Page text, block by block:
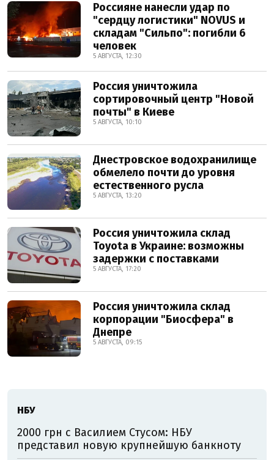
Россияне нанесли удар по
"сердцу логистики" NOVUS и
складам "Сильпо": погибли 6
человек
5 АВГУСТА, 12:30
Россия уничтожила
сортировочный центр "Новой
почты" в Киеве
5 АВГУСТА, 10:10
Днестровское водохранилище
обмелело почти до уровня
естественного русла
5 АВГУСТА, 13:20
Россия уничтожила склад
Toyota в Украине: возможны
задержки с поставками
5 АВГУСТА, 17:20
Россия уничтожила склад
корпорации "Биосфера" в
Днепре
5 АВГУСТА, 09:15
НБУ
2000 грн с Василием Стусом: НБУ
представил новую крупнейшую банкноту